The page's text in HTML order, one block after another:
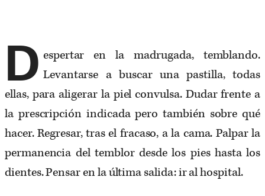
D espertar en la madrugada, temblando.
Levantarse a buscar una pastilla, todas
ellas, para aligerar la piel convulsa. Dudar frente a
la prescripción indicada pero también sobre qué
hacer. Regresar, tras el fracaso, a la cama. Palpar la
permanencia del temblor desde los pies hasta los
dientes. Pensar en la última salida: ir al hospital.